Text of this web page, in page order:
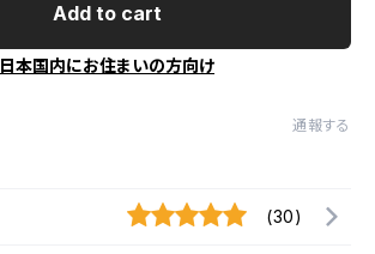
Add to cart
日本国内にお住まいの方向け
通報する
(30)